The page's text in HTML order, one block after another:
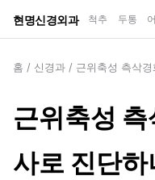
현명신경외과 척추 두통
홈 / 신경과 / 근위축성 측삭
근위축성
사로 진단